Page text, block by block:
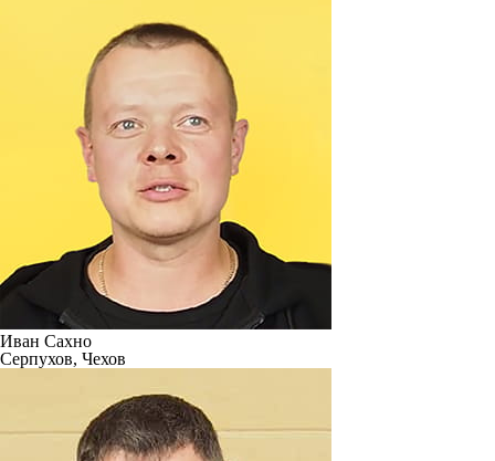
Иван Сахно
Серпухов, Чехов